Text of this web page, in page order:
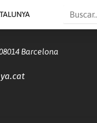
Search
Barcelona